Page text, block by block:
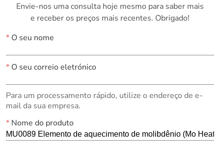
Envie-nos uma consulta hoje mesmo para saber mais
e receber os preços mais recentes. Obrigado!
*O seu nome
*O seu correio eletrónico
Para um processamento rápido, utilize o endereço de e-
mail da sua empresa.
*Nome do produto